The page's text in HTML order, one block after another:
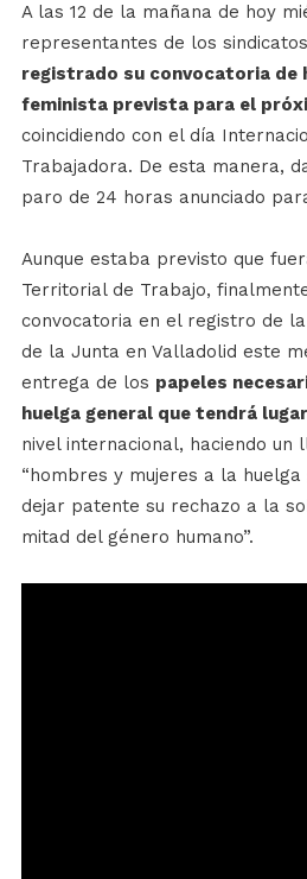
A las 12 de la mañana de hoy
representantes de los sindicatos
registrado su convocatoria de
feminista prevista para el
coincidiendo con el día
Trabajadora. De esta manera,
paro de 24 horas anunciado
Aunque estaba previsto que
Territorial de Trabajo,
convocatoria en el registro de
de la Junta en Valladolid este
entrega de los papeles
huelga general que tendrá
nivel internacional, haciendo un
“hombres y mujeres a la
dejar patente su rechazo a la
mitad del género humano”.